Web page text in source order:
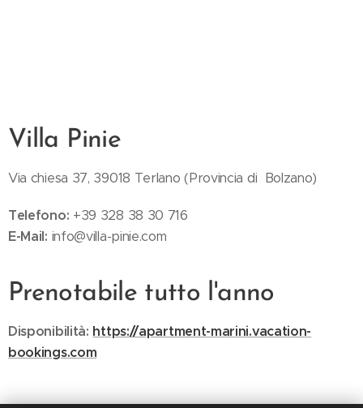
Villa Pinie
Via chiesa 37, 39018 Terlano (Provincia di Bolzano)
Telefono: +39 328 38 30 716
E-Mail: info@villa-pinie.com
Prenotabile tutto l'anno
Disponibilità: https://apartment-marini.vacation-
bookings.com